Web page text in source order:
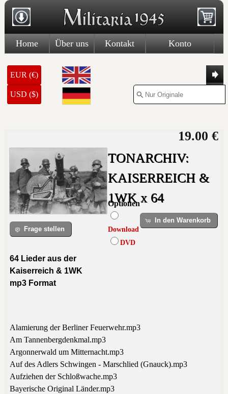
Home Über uns Kontakt Konto
EUR (€)
USD ($)
19.00 €
TONARCHIV:
KAISERREICH &
1WK x 64
In den Warenkorb
Optionen
Download
DVD
Frage stellen
64 Lieder aus der
Kaiserreich & 1WK
mp3 Format
Alamierung der Berliner Feuerwehr.mp3
Am Tannenbergdenkmal.mp3
Argonnerwald um Mitternacht.mp3
Auf des Adlers Schwingen - Marschlied (Gnauck).mp3
Aufziehen der Schloßwache.mp3
Bayerische Original Länder.mp3